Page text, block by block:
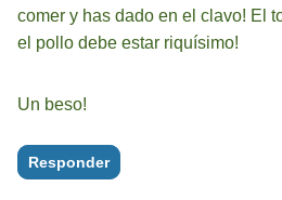
comer y has dado en el clavo! El
el pollo debe estar riquísimo!
Un beso!
Responder